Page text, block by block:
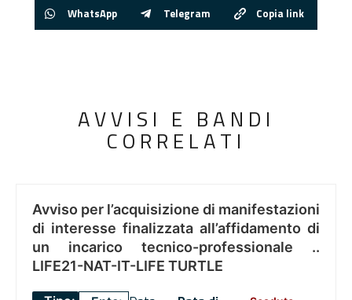
WhatsApp Telegram Copia link
AVVISI E BANDI
CORRELATI
Avviso per l’acquisizione di manifestazioni
di interesse finalizzata all’affidamento di
un incarico tecnico-professionale ..
LIFE21-NAT-IT-LIFE TURTLE